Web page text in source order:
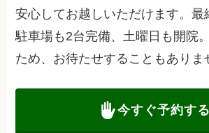
安心してお越しいただけます。最
駐車場も2台完備、土曜日も開院
ため、お待たせすることもありま
今すぐ予約する